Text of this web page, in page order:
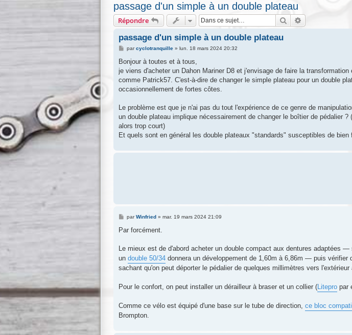
passage d'un simple à un double plateau
Répondre Rechercher
passage d'un simple à un double plateau
M
s
a
g
parcyclotranquille» lun. 18 mars 2024 20:32
Bonjour à toutes et à tous,
je viens d'acheter un Dahon Mariner D8 et j'envisage de faire la
comme Patrick57. C'est-à-dire de changer le simple plateau pour un double
occasionnellement de fortes côtes.
Le problème est que je n'ai pas du tout l'expérience de ce genre de
un double plateau implique nécessairement de changer le boîtier de pédalier ?
alors trop court)
Et quels sont en général les double plateaux "standards" susceptibles de bien
M
s
g
parWinfried» mar. 19 mars 2024 21:09
Par forcément.
Le mieux est de d'abord acheter un double compact aux dentures adaptées
un double 50/34 donnera un développement de 1,60m à 6,86m — puis vérifier
sachant qu'on peut déporter le pédalier de quelques millimètres vers l'extérieur
Pour le confort, on peut installer un dérailleur à braser et un collier (Litepro par
Comme ce vélo est équipé d'une base sur le tube de direction, ce bloc
Brompton.